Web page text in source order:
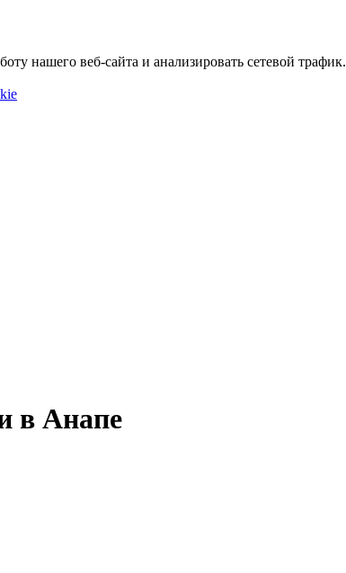
нашего веб-сайта и анализировать сетевой трафик.
в Анапе